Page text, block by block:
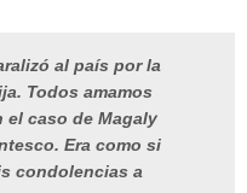
al país por la
Todos amamos
el caso de Magaly
Era como si
condolencias a